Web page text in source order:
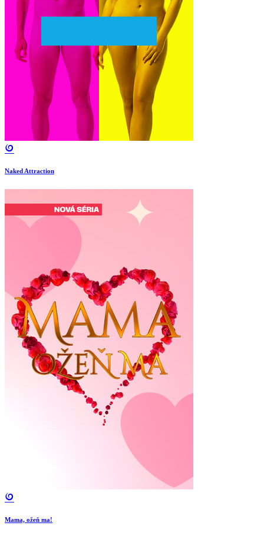
Naked Attraction
Mama, ožeň ma!